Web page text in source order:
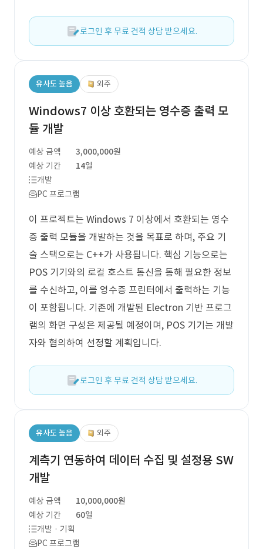
로그인 후 무료 견적 상담 받으세요.
유사도 높음 외주
Windows7 이상 호환되는 영수증 출력 모
듈 개발
예상 금액
3,000,000원
예상 기간
14일
개발
PC 프로그램
이 프로젝트는 Windows 7 이상에서 호환되는 영수
증 출력 모듈을 개발하는 것을 목표로 하며, 주요 기
술 스택으로는 C++가 사용됩니다. 핵심 기능으로는
POS 기기와의 로컬 호스트 통신을 통해 필요한 정보
를 수신하고, 이를 영수증 프린터에서 출력하는 기능
이 포함됩니다. 기존에 개발된 Electron 기반 프로그
램의 화면 구성은 제공될 예정이며, POS 기기는 개발
자와 협의하여 선정할 계획입니다.
로그인 후 무료 견적 상담 받으세요.
유사도 높음 외주
계측기 연동하여 데이터 수집 및 설정용 SW
개발
예상 금액
10,000,000원
예상 기간
60일
개발 · 기획
PC 프로그램